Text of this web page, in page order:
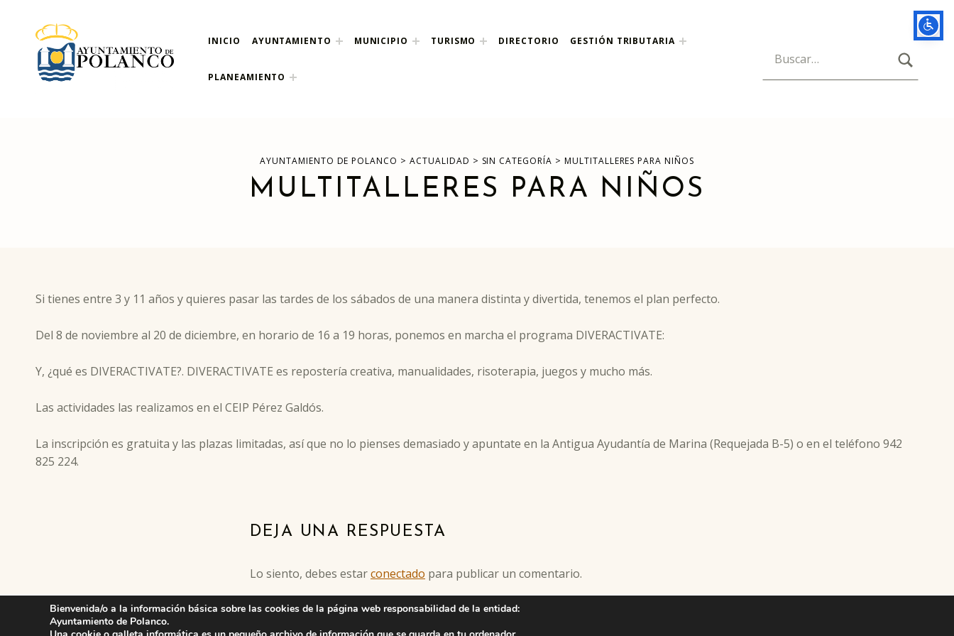
ayuntamiento de polanco
AYUNTAMIENTO DE POLANCO
INICIO AYUNTAMIENTO MUNICIPIO TURISMO DIRECTORIO GESTIÓN TRIBUTARIA
PLANEAMIENTO
Búsqueda para:
AYUNTAMIENTO DE POLANCO >ACTUALIDAD > SIN CATEGORÍA > MULTITALLERES PARA NIÑOS
MULTITALLERES PARA NIÑOS
Si tienes entre 3 y 11 años y quieres pasar las tardes de los sábados de una manera distinta y divertida, tenemos el plan perfecto.
Del 8 de noviembre al 20 de diciembre, en horario de 16 a 19 horas, ponemos en marcha el programa DIVERACTIVATE:
Y, ¿qué es DIVERACTIVATE?. DIVERACTIVATE es repostería creativa, manualidades, risoterapia, juegos y mucho más.
Las actividades las realizamos en el CEIP Pérez Galdós.
La inscripción es gratuita y las plazas limitadas, así que no lo pienses demasiado y apuntate en la Antigua Ayudantía de Marina (Requejada B-5) o en el teléfono 942
825 224.
DEJA UNA RESPUESTA
Lo siento, debes estarconectado para publicar un comentario.
Bienvenida/o a la información básica sobre las cookies de la página web responsabilidad de la entidad:
Ayuntamiento de Polanco.